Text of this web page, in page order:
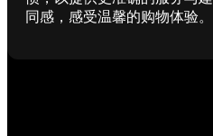
同感，感受温馨的购物体验。